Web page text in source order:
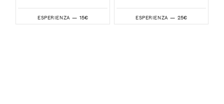
ESPERIENZA — 15€ ESPERIENZA — 25€